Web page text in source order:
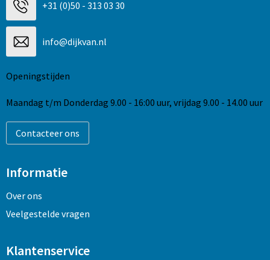
+31 (0)50 - 313 03 30
info@dijkvan.nl
Openingstijden
Maandag t/m Donderdag 9.00 - 16:00 uur, vrijdag 9.00 - 14.00 uur
Contacteer ons
Informatie
Over ons
Veelgestelde vragen
Klantenservice